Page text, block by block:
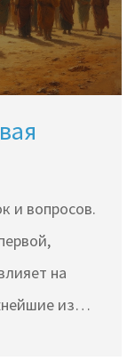
и вопросов.
на
из